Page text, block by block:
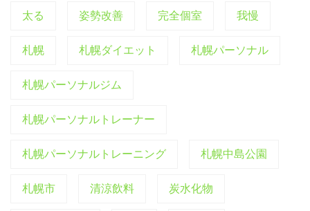
太る 姿勢改善 完全個室 我慢
札幌 札幌ダイエット 札幌パーソナル
札幌パーソナルジム
札幌パーソナルトレーナー
札幌パーソナルトレーニング 札幌中島公園
札幌市 清涼飲料 炭水化物